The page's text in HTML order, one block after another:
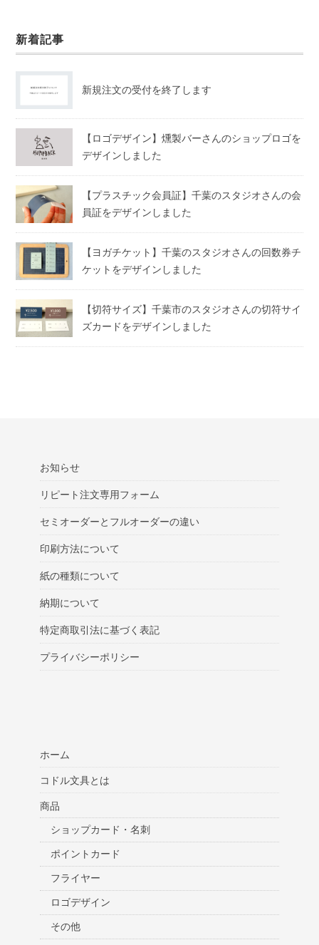
新着記事
新規注文の受付を終了します
【ロゴデザイン】燻製バーさんのショップロゴを
デザインしました
【プラスチック会員証】千葉のスタジオさんの会
員証をデザインしました
【ヨガチケット】千葉のスタジオさんの回数券チ
ケットをデザインしました
【切符サイズ】千葉市のスタジオさんの切符サイ
ズカードをデザインしました
お知らせ
リピート注文専用フォーム
セミオーダーとフルオーダーの違い
印刷方法について
紙の種類について
納期について
特定商取引法に基づく表記
プライバシーポリシー
ホーム
コドル文具とは
商品
ショップカード・名刺
ポイントカード
フライヤー
ロゴデザイン
その他